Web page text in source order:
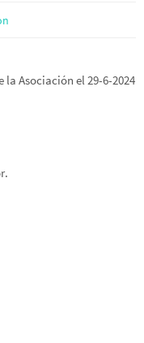
Asociación el 29-6-2024